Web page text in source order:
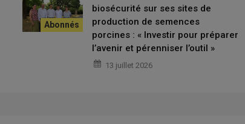
son atelier boyauderie. En 2026, la filière porc de
la biosécurité, dans un contexte marqué par l’apparition de
est notamment que plus de la moitié des élevages
biosécurité sur ses sites de
production de semences
porcines : « Investir pour préparer
l’avenir et pérenniser l’outil »
13 juillet 2026